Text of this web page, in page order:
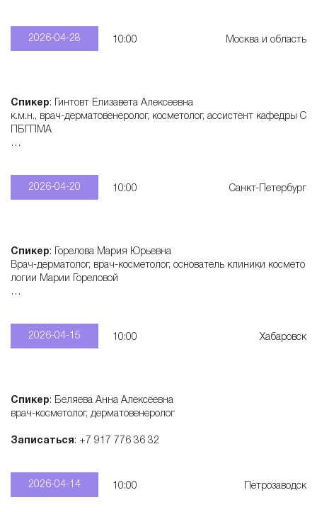
2026-04-28 10:00 Москва и область
Спикер: Гинтовт Елизавета Алексеевна
к.м.н., врач-дерматовенеролог, косметолог, ассистент кафедры С
ПБГПМА
2026-04-20 10:00 Санкт-Петербург
Спикер: Горелова Мария Юрьевна
Врач-дерматолог, врач-косметолог, основатель клиники космето
логии Марии Гореловой
2026-04-15 10:00 Хабаровск
Спикер: Беляева Анна Алексеевна
врач-косметолог, дерматовенеролог
Записаться: +7 917 776 36 32
2026-04-14 10:00 Петрозаводск